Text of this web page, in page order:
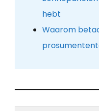
hebt
Waarom